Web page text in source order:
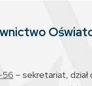
56 – sekretariat, dział